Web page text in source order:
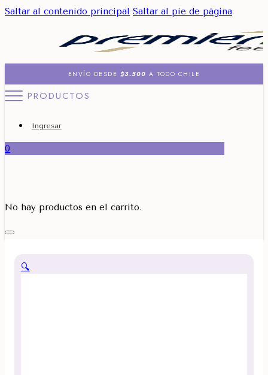
Saltar al contenido principal Saltar al pie de página
ENVÍO DESDE $3.500 A TODO CHILE
PRODUCTOS
Ingresar
0
No hay productos en el carrito.
🔍